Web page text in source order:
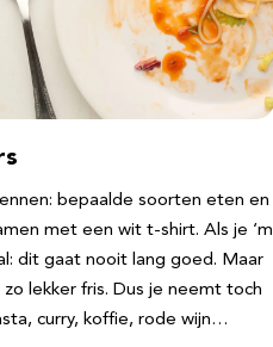
bepaalde soorten eten en
met een wit t-shirt. Als je ‘m
dit gaat nooit lang goed. Maar
lekker fris. Dus je neemt toch
curry, koffie, rode wijn…